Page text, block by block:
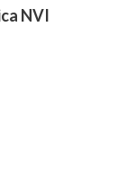
NVI